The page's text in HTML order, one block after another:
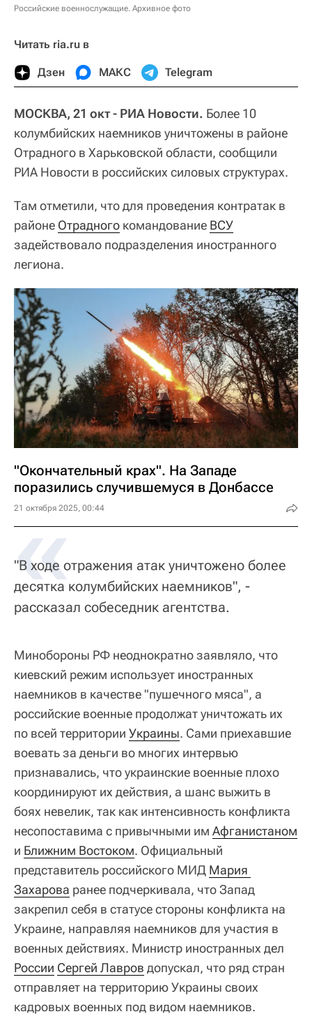
Российские военнослужащие. Архивное фото
Читать ria.ru в
Дзен МАКС Telegram
МОСКВА, 21 окт - РИА Новости. Более 10
колумбийских наемников уничтожены в районе
Отрадного в Харьковской области, сообщили
РИА Новости в российских силовых структурах.
Там отметили, что для проведения контратак в
районе Отрадного командование ВСУ
задействовало подразделения иностранного
легиона.
"Окончательный крах". На Западе
поразились случившемуся в Донбассе
21 октября 2025, 00:44
«
"В ходе отражения атак уничтожено более
десятка колумбийских наемников", -
рассказал собеседник агентства.
Минобороны РФ неоднократно заявляло, что
киевский режим использует иностранных
наемников в качестве "пушечного мяса", а
российские военные продолжат уничтожать их
по всей территории Украины. Сами приехавшие
воевать за деньги во многих интервью
признавались, что украинские военные плохо
координируют их действия, а шанс выжить в
боях невелик, так как интенсивность конфликта
несопоставима с привычными им Афганистаном
и Ближним Востоком. Официальный
представитель российского МИД Мария
Захарова ранее подчеркивала, что Запад
закрепил себя в статусе стороны конфликта на
Украине, направляя наемников для участия в
военных действиях. Министр иностранных дел
России Сергей Лавров допускал, что ряд стран
отправляет на территорию Украины своих
кадровых военных под видом наемников.